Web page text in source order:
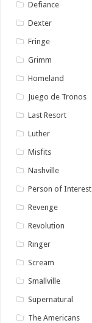
Defiance
Dexter
Fringe
Grimm
Homeland
Juego de Tronos
Last Resort
Luther
Misfits
Nashville
Person of Interest
Revenge
Revolution
Ringer
Scream
Smallville
Supernatural
The Americans